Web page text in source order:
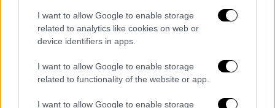
I want to allow Google to enable storage
related to analytics like cookies on web or
device identifiers in apps.
I want to allow Google to enable storage
related to functionality of the website or app.
I want to allow Google to enable storage